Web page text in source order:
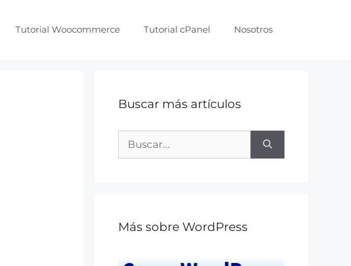
Tutorial Woocommerce Tutorial cPanel Nosotros
Buscar más artículos
Más sobre WordPress